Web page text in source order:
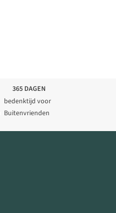
365 DAGEN
bedenktijd voor
Buitenvrienden